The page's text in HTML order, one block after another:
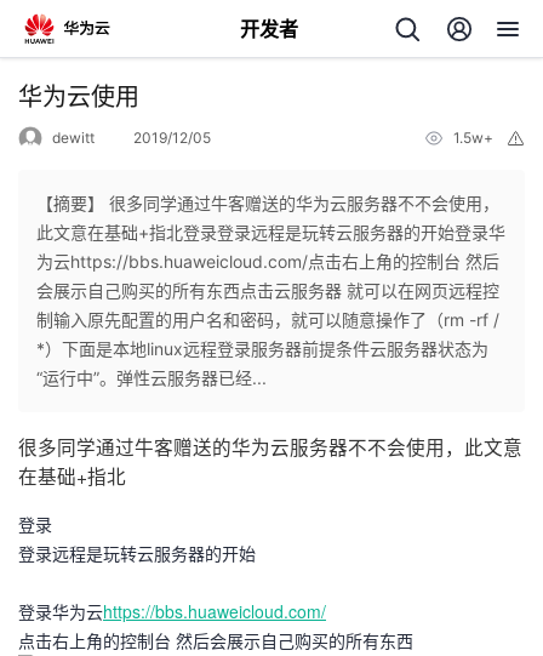
开发者
返
个
人
页
我
开
发
我
华为云使用
dewitt 2019/12/05 1.5w+
【摘要】 很多同学通过牛客赠送的华为云服务器不不会使用，
此文意在基础+指北登录登录远程是玩转云服务器的开始登录华
为云https://bbs.huaweicloud.com/点击右上角的控制台 然后
会展示自己购买的所有东西点击云服务器 就可以在网页远程控
制输入原先配置的用户名和密码，就可以随意操作了（rm -rf /
*）下面是本地linux远程登录服务器前提条件云服务器状态为
“运行中”。弹性云服务器已经...
很多同学通过牛客赠送的华为云服务器不不会使用，此文意
在基础+指北
登录
登录远程是玩转云服务器的开始
登录华为云https://bbs.huaweicloud.com/
点击右上角的控制台 然后会展示自己购买的所有东西